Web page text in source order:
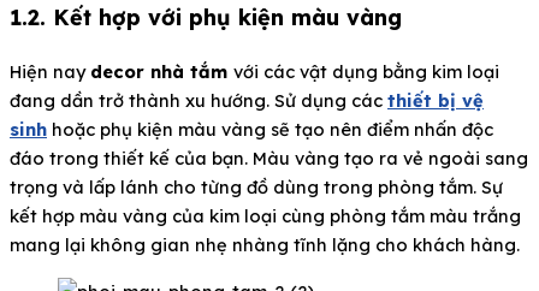
1.2. Kết hợp với phụ kiện màu vàng
Hiện nay decor nhà tắm với các vật dụng bằng kim loại
đang dần trở thành xu hướng. Sử dụng các thiết bị vệ
sinh hoặc phụ kiện màu vàng sẽ tạo nên điểm nhấn độc
đáo trong thiết kế của bạn. Màu vàng tạo ra vẻ ngoài sang
trọng và lấp lánh cho từng đồ dùng trong phòng tắm. Sự
kết hợp màu vàng của kim loại cùng phòng tắm màu trắng
mang lại không gian nhẹ nhàng tĩnh lặng cho khách hàng.